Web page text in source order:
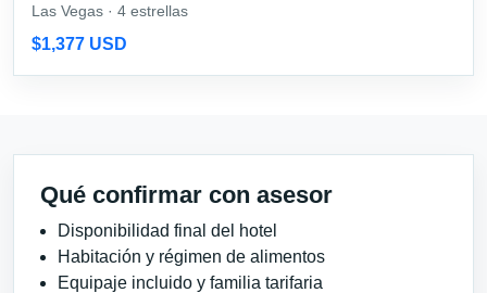
Las Vegas · 4 estrellas
$1,377 USD
Qué confirmar con asesor
Disponibilidad final del hotel
Habitación y régimen de alimentos
Equipaje incluido y familia tarifaria